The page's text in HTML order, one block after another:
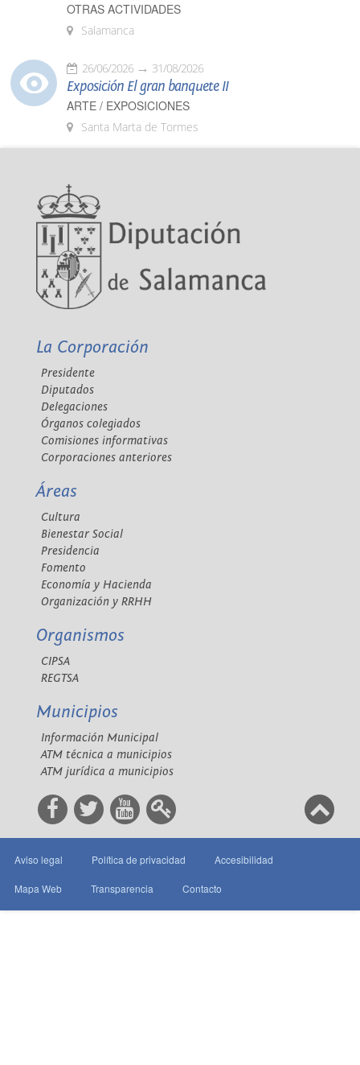
OTRAS ACTIVIDADES
Salamanca
26/06/2026 31/08/2026
Exposición El gran banquete II
ARTE / EXPOSICIONES
Santa Marta de Tormes
La Corporación
Presidente
Diputados
Delegaciones
Órganos colegiados
Comisiones informativas
Corporaciones anteriores
Áreas
Cultura
Bienestar Social
Presidencia
Fomento
Economía y Hacienda
Organización y RRHH
Organismos
CIPSA
REGTSA
Municipios
Información Municipal
ATM técnica a municipios
ATM jurídica a municipios
Aviso legal Política de privacidad Accesibilidad
Mapa Web Transparencia Contacto